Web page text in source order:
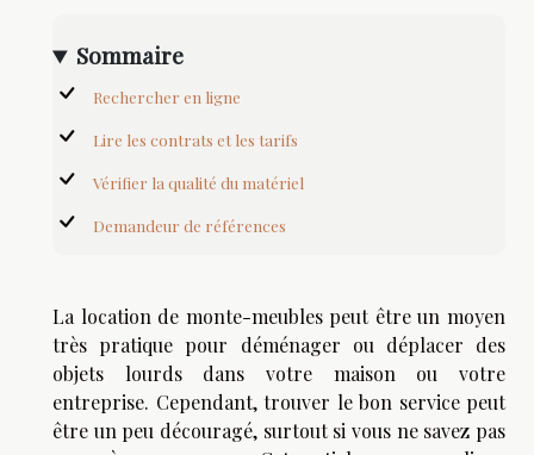
Sommaire
Rechercher en ligne
Lire les contrats et les tarifs
Vérifier la qualité du matériel
Demandeur de références
La location de monte-meubles peut être un moyen
très pratique pour déménager ou déplacer des
objets lourds dans votre maison ou votre
entreprise. Cependant, trouver le bon service peut
être un peu découragé, surtout si vous ne savez pas